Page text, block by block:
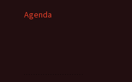
Agenda